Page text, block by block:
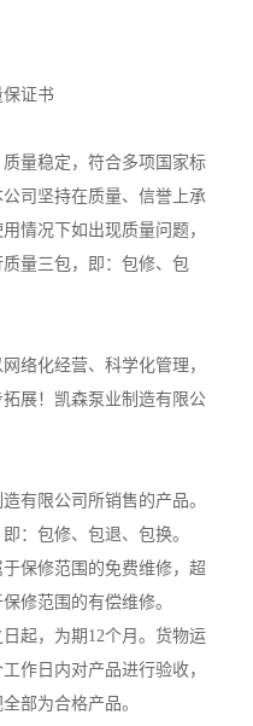
保证书
量稳定，符合多项国家标
司坚持在质量、信誉上承
情况下如出现质量问题，
量三包，即：包修、包
络化经营、科学化管理，
展！凯森泵业制造有限公
有限公司所销售的产品。
：包修、包退、包换。
保修范围的免费维修，超
修范围的有偿维修。
起，为期12个月。货物运
作日内对产品进行验收，
部为合格产品。